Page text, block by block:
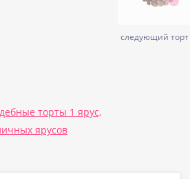
следующий торт
торты 1 ярус,
ярусов